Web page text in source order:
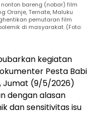
bareng (nobar) film
Oranje, Ternate, Maluku
pemutaran film
di masyarakat. (Foto:
kegiatan
Pesta Babi
Jumat (9/5/2026)
dengan alasan
dan sensitivitas isu